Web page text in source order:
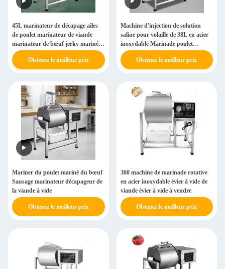
45L marinateur de décapage ailes
de poulet marinateur de viande
marinateur de bœuf jerky mariné
machine à griller sous vide
Obtenez le meilleur prix
Machine d'injection de solution
saline pour volaille de 38L en acier
inoxydable Marinade poulet
marinage décapage aspirateur de
viandeObtenez le meilleur prix
Mariner du poulet mariné du bœuf
Sausage marinateur décapageur de
la viande à vide
Obtenez le meilleur prix
360 machine de marinade rotative
en acier inoxydable évier à vide de
viande évier à vide à vendre
Obtenez le meilleur prix